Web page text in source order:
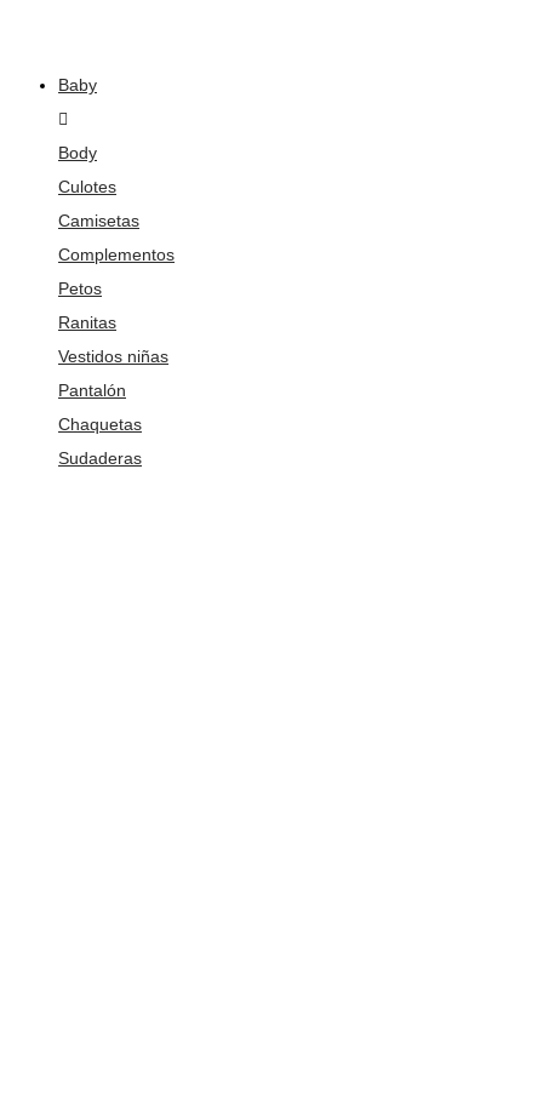
Baby
Body
Culotes
Camisetas
Complementos
Petos
Ranitas
Vestidos niñas
Pantalón
Chaquetas
Sudaderas